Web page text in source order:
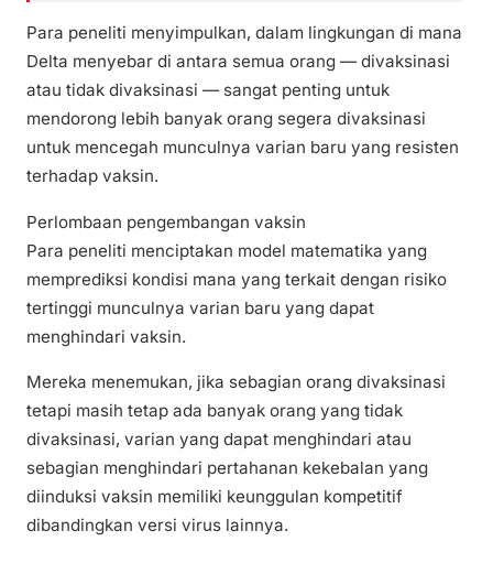
Para peneliti menyimpulkan, dalam lingkungan di mana
Delta menyebar di antara semua orang — divaksinasi
atau tidak divaksinasi — sangat penting untuk
mendorong lebih banyak orang segera divaksinasi
untuk mencegah munculnya varian baru yang resisten
terhadap vaksin.
Perlombaan pengembangan vaksin
Para peneliti menciptakan model matematika yang
memprediksi kondisi mana yang terkait dengan risiko
tertinggi munculnya varian baru yang dapat
menghindari vaksin.
Mereka menemukan, jika sebagian orang divaksinasi
tetapi masih tetap ada banyak orang yang tidak
divaksinasi, varian yang dapat menghindari atau
sebagian menghindari pertahanan kekebalan yang
diinduksi vaksin memiliki keunggulan kompetitif
dibandingkan versi virus lainnya.